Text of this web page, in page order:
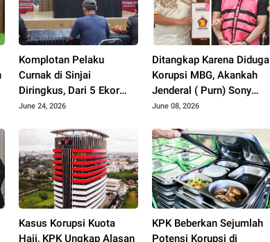
Komplotan Pelaku
Curnak di Sinjai
Diringkus, Dari 5 Ekor
yang Hilang Kembali 2
June 24, 2026
Ditangkap Karena Diduga
Korupsi MBG, Akankah
Jenderal ( Purn) Sony
Sonjaya Menyeret Nama
Sulsel..??
June 08, 2026
Kasus Korupsi Kuota
Haji, KPK Ungkap Alasan
KPK Beberkan Sejumlah
Potensi Korupsi di